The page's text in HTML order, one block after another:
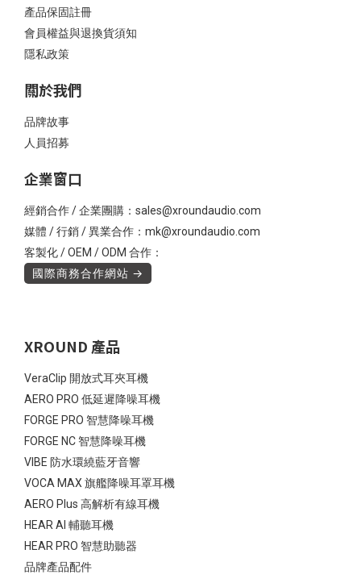
產品保固註冊
會員權益與退換貨須知
隱私政策
關於我們
品牌故事
人員招募
企業窗口
經銷合作 / 企業團購：sales@xroundaudio.com
媒體 / 行銷 / 異業合作：mk@xroundaudio.com
客製化 / OEM / ODM 合作：
國際商務合作網站 →
XROUND 產品
VeraClip 開放式耳夾耳機
AERO PRO 低延遲降噪耳機
FORGE PRO 智慧降噪耳機
FORGE NC 智慧降噪耳機
VIBE 防水環繞藍牙音響
VOCA MAX 旗艦降噪耳罩耳機
AERO Plus 高解析有線耳機
HEAR AI 輔聽耳機
HEAR PRO 智慧助聽器
品牌產品配件